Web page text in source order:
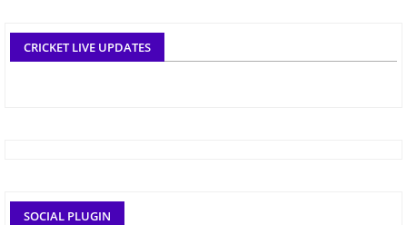
CRICKET LIVE UPDATES
SOCIAL PLUGIN